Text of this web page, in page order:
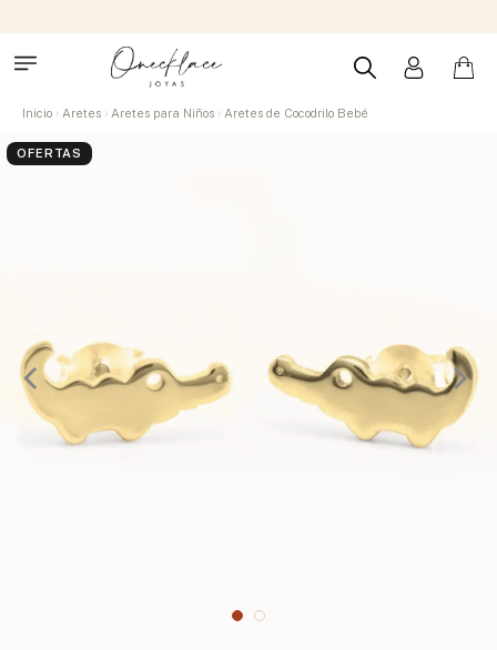
Inicio Aretes Aretes para Niños Aretes de Cocodrilo Bebé
OFERTAS